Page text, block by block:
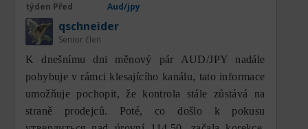
před prudkým poklesem. Pokud se ceně
podaří tuto úroveň překonat, otevře se
větší prostor pro růst směrem k 113,89.
Další rezistence leží na 114,84, což je
nejvyšší vrchol za posledních několik měsíců
a zároveň hlavní rezistence. Úspěšný průraz
této oblasti by obnovil dominanci kupců a
otevřel prostor pro pokračování
týden Před Aud/jpy
qschneider
Senior člen
K dnešnímu dni měnový pár AUD/JPY nadále
pohybuje v rámci klesajícího kanálu, tato informace
umožňuje pochopit, že kontrola stále zůstává na
straně prodejců. Poté, co došlo k pokusu